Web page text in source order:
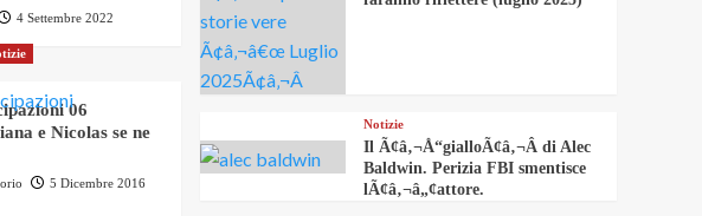
4 Settembre 2022
06
e Nicolas se ne
5 Dicembre 2016
Notizie
Il Ã¢â‚¬Å“gialloÃ¢â‚¬Â di Alec
Baldwin. Perizia FBI smentisce
lÃ¢â‚¬â„¢attore.